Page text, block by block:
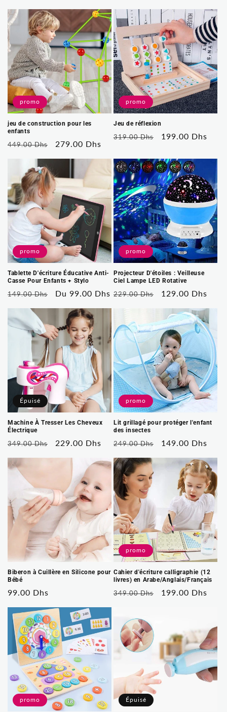
promo
jeu de construction pour les
enfants
Prix
449.00 Dhs
Prix
279.00 Dhs
promo
Jeu de réflexion
Prix
319.00 Dhs
Prix
199.00 Dhs
promo
Tablette D'écriture Éducative Anti-
Casse Pour Enfants + Stylo
Prix
149.00 Dhs
Prix
Du 99.00 Dhs
promo
Projecteur D'étoiles : Veilleuse
Ciel Lampe LED Rotative
Prix
229.00 Dhs
Prix
129.00 Dhs
Épuisé
Machine À Tresser Les Cheveux
Électrique
Prix
349.00 Dhs
Prix
229.00 Dhs
promo
Lit grillagé pour protéger l'enfant
des insectes
Prix
249.00 Dhs
Prix
149.00 Dhs
Biberon à Cuillère en Silicone pour
Bébé
Prix
99.00 Dhs
promo
Cahier d'écriture calligraphie (12
livres) en Arabe/Anglais/Français
Prix
349.00 Dhs
Prix
199.00 Dhs
promo Épuisé